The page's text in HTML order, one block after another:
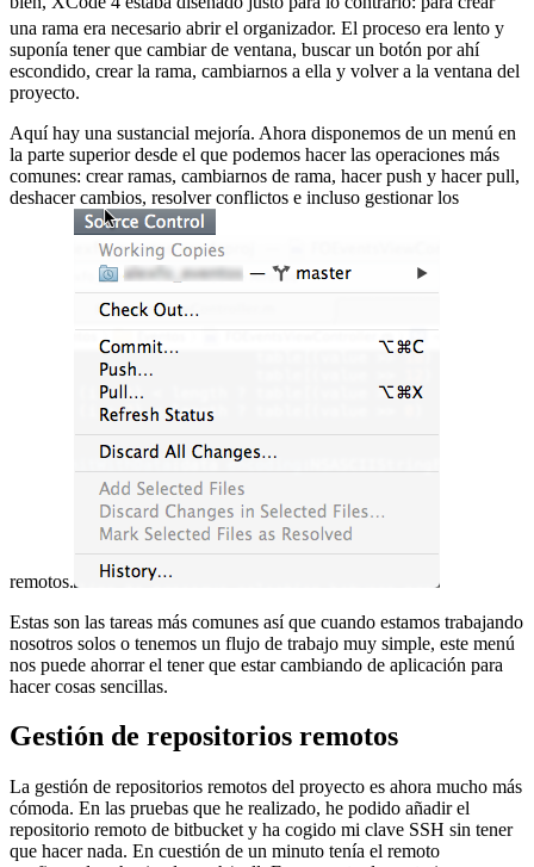
una rama era necesario abrir el organizador. El proceso era lento y
suponía tener que cambiar de ventana, buscar un botón por ahí
escondido, crear la rama, cambiarnos a ella y volver a la ventana del
proyecto.
Aquí hay una sustancial mejoría. Ahora disponemos de un menú en
la parte superior desde el que podemos hacer las operaciones más
comunes: crear ramas, cambiarnos de rama, hacer push y hacer pull,
deshacer cambios, resolver conflictos e incluso gestionar los
remotos.
Estas son las tareas más comunes así que cuando estamos trabajando
nosotros solos o tenemos un flujo de trabajo muy simple, este menú
nos puede ahorrar el tener que estar cambiando de aplicación para
hacer cosas sencillas.
Gestión de repositorios remotos
La gestión de repositorios remotos del proyecto es ahora mucho más
cómoda. En las pruebas que he realizado, he podido añadir el
repositorio remoto de bitbucket y ha cogido mi clave SSH sin tener
que hacer nada. En cuestión de un minuto tenía el remoto